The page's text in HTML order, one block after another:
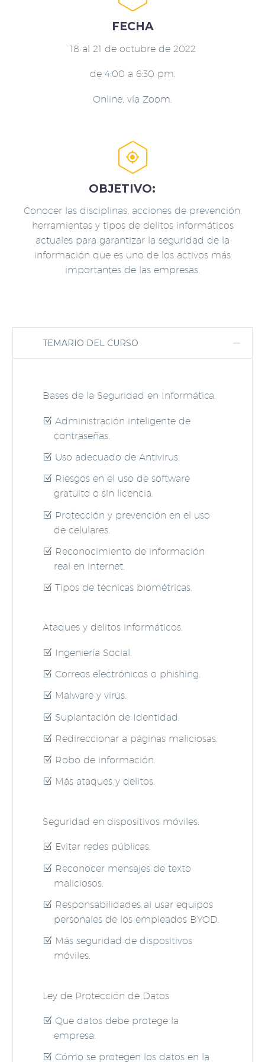
FECHA
18 al 21 de octubre de 2022
de 4:00 a 6:30 pm.
Online, vía Zoom.


OBJETIVO:
Conocer las disciplinas, acciones de prevención,
herramientas y tipos de delitos informáticos
actuales para garantizar la seguridad de la
información que es uno de los activos más
importantes de las empresas.
TEMARIO DEL CURSO
Bases de la Seguridad en Informática.
Administración inteligente de
contraseñas.
Uso adecuado de Antivirus.
Riesgos en el uso de software
gratuito o sin licencia.
Protección y prevención en el uso
de celulares.
Reconocimiento de información
real en internet.
Tipos de técnicas biométricas.
Ataques y delitos informáticos.
Ingeniería Social.
Correos electrónicos o phishing.
Malware y virus.
Suplantación de Identidad.
Redireccionar a páginas maliciosas.
Robo de información.
Más ataques y delitos.
Seguridad en dispositivos móviles.
Evitar redes públicas.
Reconocer mensajes de texto
maliciosos.
Responsabilidades al usar equipos
personales de los empleados BYOD.
Más seguridad de dispositivos
móviles.
Ley de Protección de Datos
Que datos debe protege la
empresa.
Cómo se protegen los datos en la